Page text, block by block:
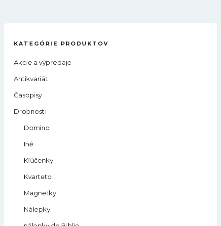
KATEGÓRIE PRODUKTOV
Akcie a výpredaje
Antikvariát
Časopisy
Drobnosti
Domino
Iné
Kľúčenky
Kvarteto
Magnetky
Nálepky